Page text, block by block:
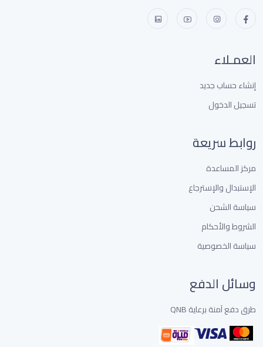
العمـلاء
إنشاء حساب جديد
تسجيل الدخول
روابط سريعة
مركز المساعدة
الإستبدال والإسترجاع
سياسة الشحن
الشروط والأحكام
سياسة الخصوصية
وسائل الدفع
طرق دفع آمنة برعاية QNB